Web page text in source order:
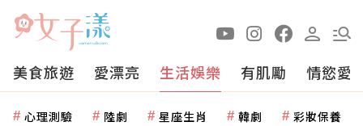
美食旅遊 愛漂亮 生活娛樂 有肌勵 情慾愛
心理測驗 陸劇 星座生肖 韓劇 彩妝保養